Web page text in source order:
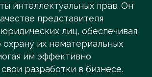
интеллектуальных прав. Он
представителя
лиц, обеспечивая
их нематериальных
им эффективно
разработки в бизнесе.